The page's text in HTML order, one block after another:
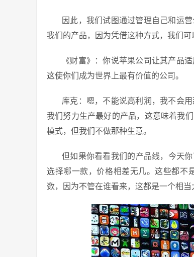
因此，我们试图通过管理自己和运
我们的产品，因为凭借这种方式，我们可
《财富》：你说苹果公司让其产品
这使你们成为世界上最有价值的公司。
库克：嗯，不能说高利润，我不会
我们努力生产最好的产品，这意味着我
模式，但我们不做那种生意。
但如果你看看我们的产品线，今天
选择哪一款，价格相差无几。这些都不
数，因为不管在谁看来，这都是一个相当